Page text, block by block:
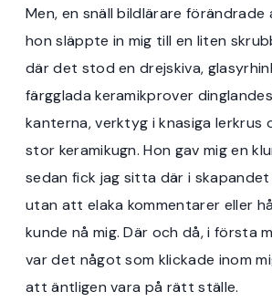
Men, en snäll bildlärare förändrade
hon släppte in mig till en liten
där det stod en drejskiva,
färgglada keramikprover
kanterna, verktyg i knasiga lerkrus
stor keramikugn. Hon gav mig en
sedan fick jag sitta där i
utan att elaka kommentarer eller
kunde nå mig. Där och då, i första
var det något som klickade inom
att äntligen vara på rätt ställe.